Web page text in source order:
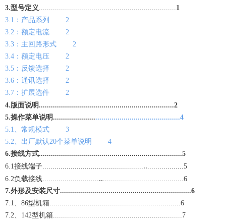
3.型号定义....................................................................1
3.1：产品系列
2
3.2：额定电流
2
3.3：主回路形式
2
3.4：额定电压
2
3.5：反馈选择
2
3.6：通讯选择
2
3.7：扩展选件
2
4.版面说明...................................................................2
5.操作菜单说明...............................................................4
5.1、常规模式
3
5.2、出厂默认20个菜单说明
4
6.接线方式.......................................................................5
6.1接线端子......................................................................5
6.2负载接线......................................................................6
7.外形及安装尺寸.................................................................6
7.1、86型机箱.................................................................6
7.2、142型机箱................................................................7